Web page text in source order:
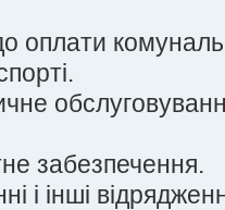
оплати
забезпечення.
і інші